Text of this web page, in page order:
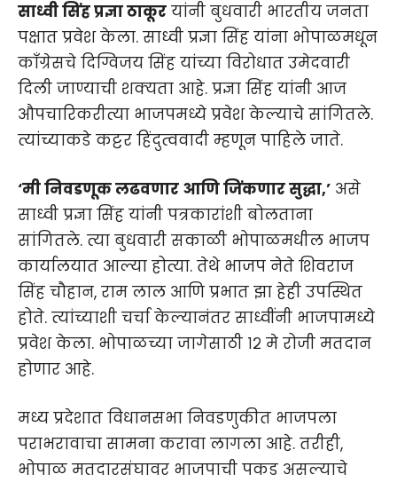
साध्वी सिंह प्रज्ञा ठाकूर यांनी बुधवारी भारतीय जनता
पक्षात प्रवेश केला. साध्वी प्रज्ञा सिंह यांना भोपाळमधून
काँग्रेसचे दिग्विजय सिंह यांच्या विरोधात उमेदवारी
दिली जाण्याची शक्यता आहे. प्रज्ञा सिंह यांनी आज
औपचारिकरीत्या भाजपमध्ये प्रवेश केल्याचे सांगितले.
त्यांच्याकडे कट्टर हिंदुत्ववादी म्हणून पाहिले जाते.
‘मी निवडणूक लढवणार आणि जिंकणार सुद्धा,’ असे
साध्वी प्रज्ञा सिंह यांनी पत्रकारांशी बोलताना
सांगितले. त्या बुधवारी सकाळी भोपाळमधील भाजप
कार्यालयात आल्या होत्या. तेथे भाजप नेते शिवराज
सिंह चौहान, राम लाल आणि प्रभात झा हेही उपस्थित
होते. त्यांच्याशी चर्चा केल्यानंतर साध्वींनी भाजपामध्ये
प्रवेश केला. भोपाळच्या जागेसाठी १२ मे रोजी मतदान
होणार आहे.
मध्य प्रदेशात विधानसभा निवडणुकीत भाजपला
पराभरावाचा सामना करावा लागला आहे. तरीही,
भोपाळ मतदारसंघावर भाजपाची पकड असल्याचे